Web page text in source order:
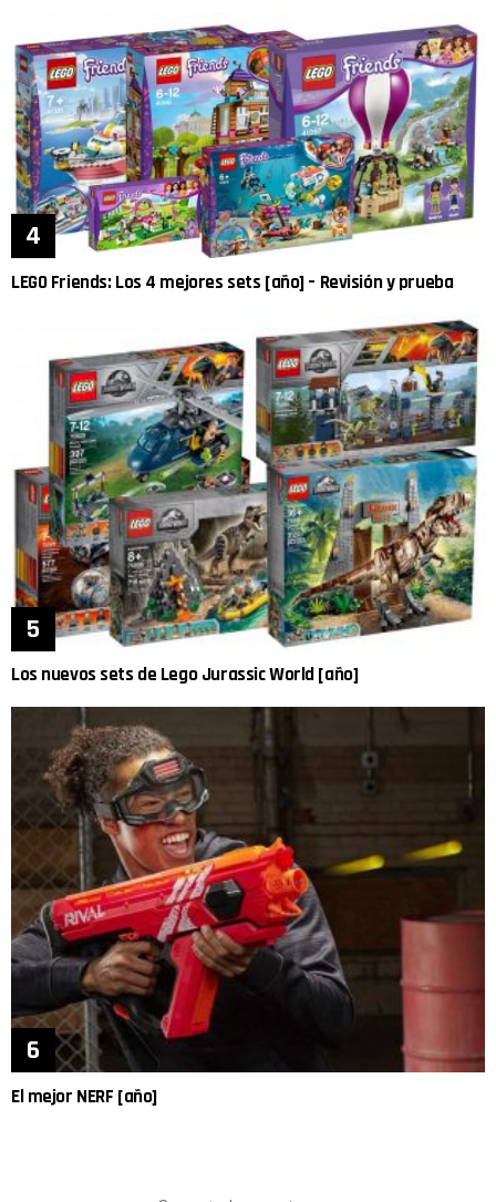
LEGO Friends: Los 4 mejores sets [año] – Revisión y prueba
Los nuevos sets de Lego Jurassic World [año]
El mejor NERF [año]